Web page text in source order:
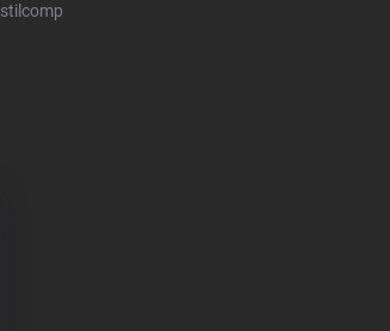
stilcomp